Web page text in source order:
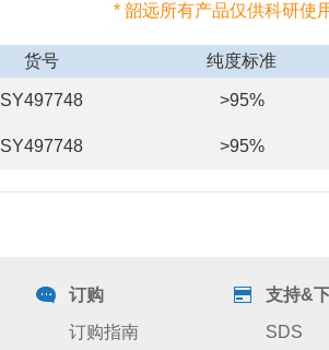
* 韶远所有产品仅供科研使
货号 纯度标准
SY497748 >95%
SY497748 >95%
订购
订购指南
支持&
SDS